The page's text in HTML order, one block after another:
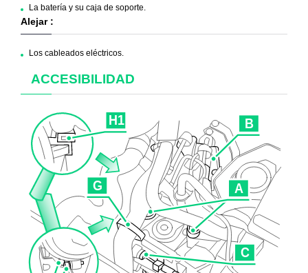
La batería y su caja de soporte.
Alejar :
Los cableados eléctricos.
ACCESIBILIDAD